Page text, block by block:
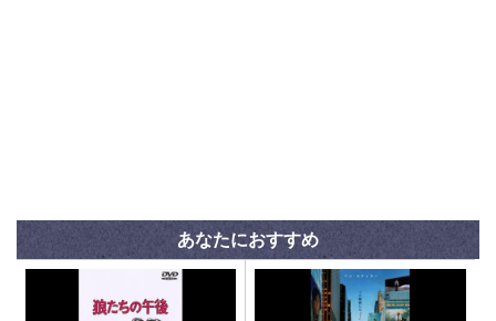
あなたにおすすめ